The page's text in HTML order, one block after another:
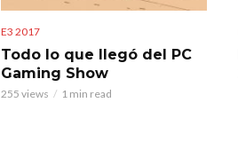
E3 2017
Todo lo que llegó del PC
Gaming Show
255 views 1 min read